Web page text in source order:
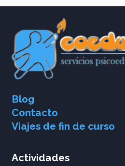
Blog
Contacto
Viajes de fin de curso
Actividades